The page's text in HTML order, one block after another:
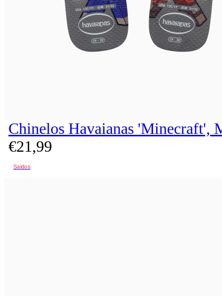
Chinelos Havaianas 'Minecraft',
€21,99
Saldos